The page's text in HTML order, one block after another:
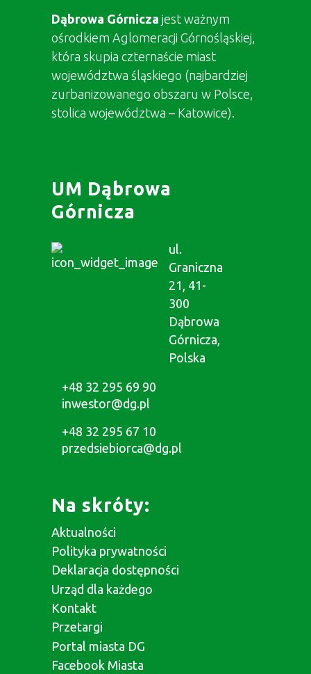
Dąbrowa Górnicza jest ważnym
ośrodkiem Aglomeracji Górnośląskiej,
która skupia czternaście miast
województwa śląskiego (najbardziej
zurbanizowanego obszaru w Polsce,
stolica województwa – Katowice).
UM Dąbrowa
Górnicza
ul.
Graniczna
21, 41-
300
Dąbrowa
Górnicza,
Polska
+48 32 295 69 90
inwestor@dg.pl
+48 32 295 67 10
przedsiebiorca@dg.pl
Na skróty:
Aktualności
Polityka prywatności
Deklaracja dostępności
Urząd dla każdego
Kontakt
Przetargi
Portal miasta DG
Facebook Miasta